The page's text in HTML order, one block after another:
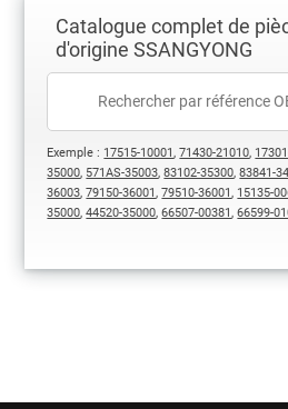
Catalogue complet de
d'origine SSANGYONG
Exemple : 17515-10001,71430-21010,
35000, 571AS-35003,83102-35300,83841-
36003,79150-36001,79510-36001, 15135-
35000,44520-35000,66507-00381,66599-